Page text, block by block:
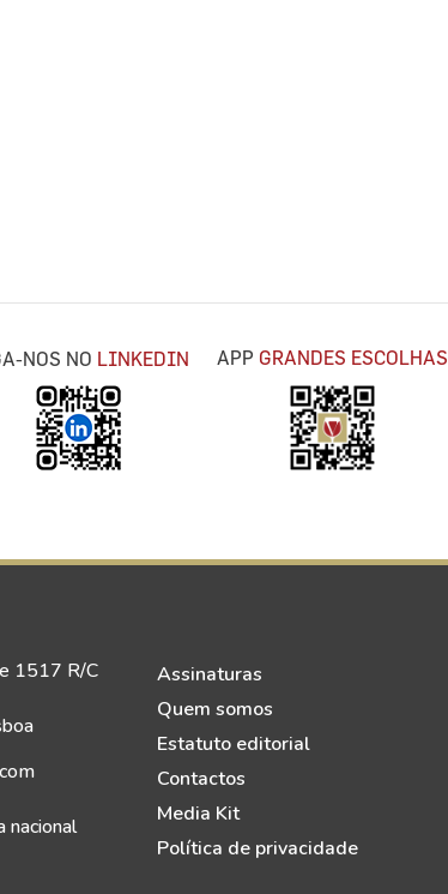
NOS NO LINKEDIN APP GRANDES ESCOLHAS
1517 R/C
nacional
Assinaturas
Quem somos
Estatuto editorial
Contactos
Media Kit
Política de privacidade